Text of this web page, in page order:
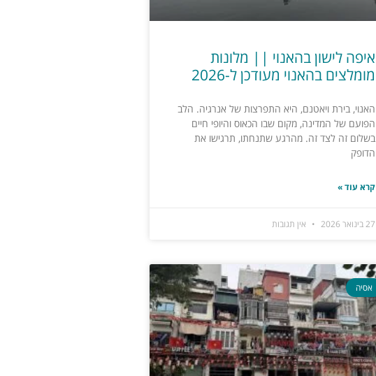
איפה לישון בהאנוי || מלונות
מומלצים בהאנוי מעודכן ל-2026
האנוי, בירת ויאטנם, היא התפרצות של אנרגיה. הלב
הפועם של המדינה, מקום שבו הכאוס והיופי חיים
בשלום זה לצד זה. מהרגע שתנחתו, תרגישו את
הדופק
קרא עוד »
27 בינואר 2026 אין תגובות
אסיה